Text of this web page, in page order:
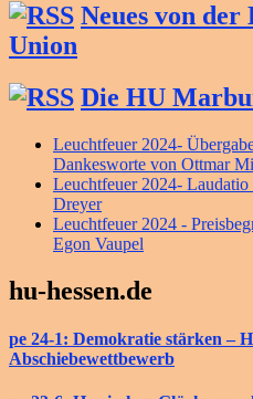
Neues von der
Union
Die HU
Leuchtfeuer 2024-
Dankesworte von Ottmar
Leuchtfeuer 2024-
Dreyer
Leuchtfeuer 2024 -
Egon Vaupel
hu-hessen.de
pe 24-1: Demokratie stärken –
Abschiebewettbewerb